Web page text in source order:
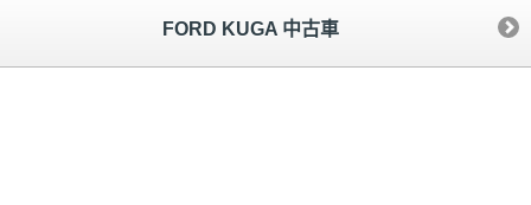
FORD KUGA 中古車